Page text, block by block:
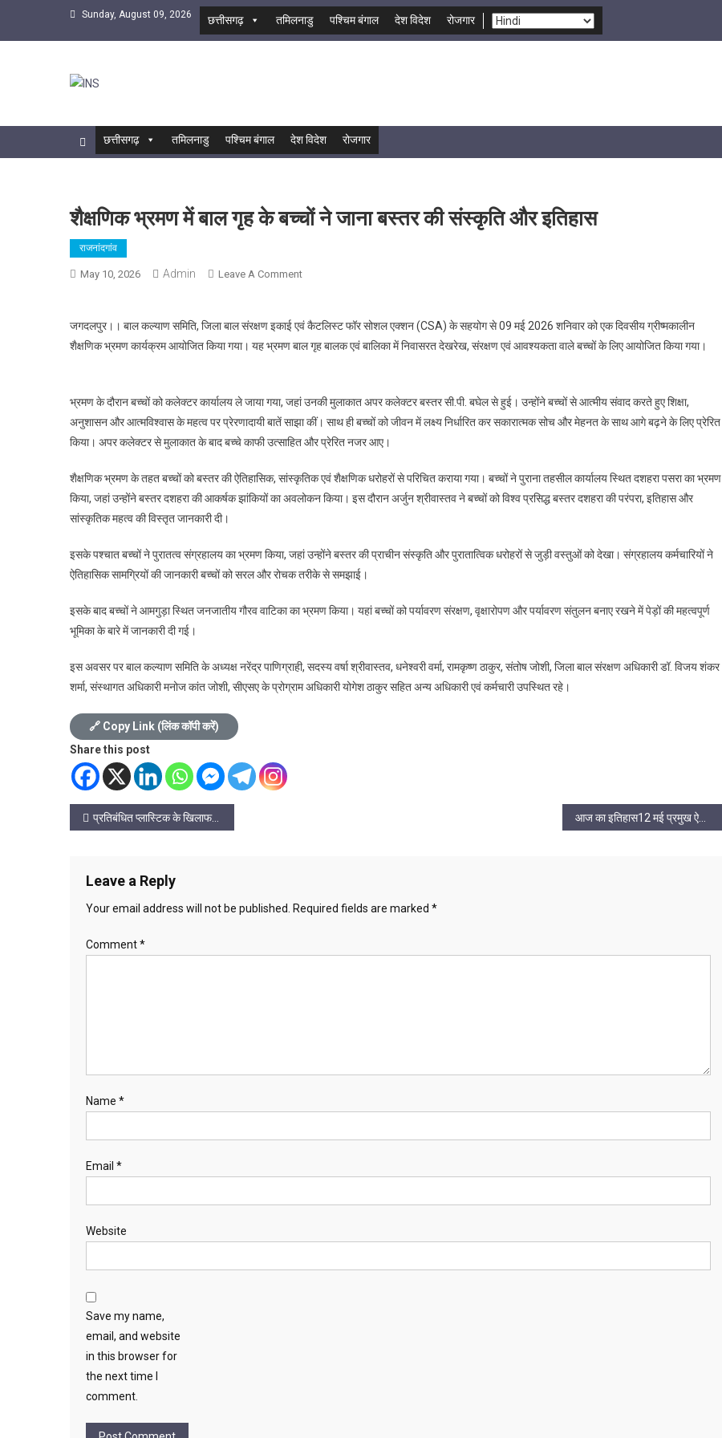
Sunday, August 09, 2026 छत्तीसगढ़ तमिलनाडु पश्चिम बंगाल देश विदेश रोजगार
छत्तीसगढ़ तमिलनाडु पश्चिम बंगाल देश विदेश रोजगार
शैक्षणिक भ्रमण में बाल गृह के बच्चों ने जाना बस्तर की संस्कृति और इतिहास
राजनांदगांव
May 10, 2026 Admin Leave A CommentOn
में
बाल
बच्चों
ने
जाना
की
संस्कृति
जगदलपुर।। बाल कल्याण समिति, जिला बाल संरक्षण इकाई एवं कैटलिस्ट फॉर सोशल एक्शन (CSA) के सहयोग से 09 मई 2026 शनिवार को एक दिवसीय ग्रीष्मकालीन
शैक्षणिक भ्रमण कार्यक्रम आयोजित किया गया। यह भ्रमण बाल गृह बालक एवं बालिका में निवासरत देखरेख, संरक्षण एवं आवश्यकता वाले बच्चों के लिए आयोजित किया गया।
भ्रमण के दौरान बच्चों को कलेक्टर कार्यालय ले जाया गया, जहां उनकी मुलाकात अपर कलेक्टर बस्तर सी.पी. बघेल से हुई। उन्होंने बच्चों से आत्मीय संवाद करते हुए शिक्षा,
अनुशासन और आत्मविश्वास के महत्व पर प्रेरणादायी बातें साझा कीं। साथ ही बच्चों को जीवन में लक्ष्य निर्धारित कर सकारात्मक सोच और मेहनत के साथ आगे बढ़ने के लिए प्रेरित
किया। अपर कलेक्टर से मुलाकात के बाद बच्चे काफी उत्साहित और प्रेरित नजर आए।
शैक्षणिक भ्रमण के तहत बच्चों को बस्तर की ऐतिहासिक, सांस्कृतिक एवं शैक्षणिक धरोहरों से परिचित कराया गया। बच्चों ने पुराना तहसील कार्यालय स्थित दशहरा पसरा का भ्रमण
किया, जहां उन्होंने बस्तर दशहरा की आकर्षक झांकियों का अवलोकन किया। इस दौरान अर्जुन श्रीवास्तव ने बच्चों को विश्व प्रसिद्ध बस्तर दशहरा की परंपरा, इतिहास और
सांस्कृतिक महत्व की विस्तृत जानकारी दी।
इसके पश्चात बच्चों ने पुरातत्व संग्रहालय का भ्रमण किया, जहां उन्होंने बस्तर की प्राचीन संस्कृति और पुरातात्विक धरोहरों से जुड़ी वस्तुओं को देखा। संग्रहालय कर्मचारियों ने
ऐतिहासिक सामग्रियों की जानकारी बच्चों को सरल और रोचक तरीके से समझाई।
इसके बाद बच्चों ने आमगुड़ा स्थित जनजातीय गौरव वाटिका का भ्रमण किया। यहां बच्चों को पर्यावरण संरक्षण, वृक्षारोपण और पर्यावरण संतुलन बनाए रखने में पेड़ों की महत्वपूर्ण
भूमिका के बारे में जानकारी दी गई।
इस अवसर पर बाल कल्याण समिति के अध्यक्ष नरेंद्र पाणिग्राही, सदस्य वर्षा श्रीवास्तव, धनेश्वरी वर्मा, रामकृष्ण ठाकुर, संतोष जोशी, जिला बाल संरक्षण अधिकारी डॉ. विजय शंकर
शर्मा, संस्थागत अधिकारी मनोज कांत जोशी, सीएसए के प्रोग्राम अधिकारी योगेश ठाकुर सहित अन्य अधिकारी एवं कर्मचारी उपस्थित रहे।
🔗 Copy Link (लिंक कॉपी करें)
Share this post
Post
प्रतिबंधित प्लास्टिक के खिलाफ निगम की कार्रवाई, जय स्तंभ चौक में चला अभियान
Leave a Reply
Your email address will not be published. Required fields are marked *
Comment*
Name *
Email *
Website
Save my name,
email, and website
in this browser for
the next time I
comment.